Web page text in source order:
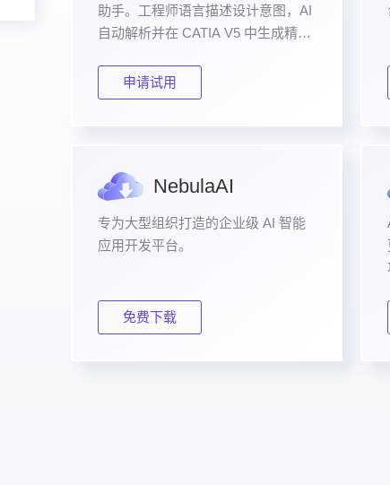
助手。工程师语言描述设计意图，AI
自动解析并在 CATIA V5 中生成精确
申请试用
NebulaAI
专为大型组织打造的企业级 AI 智能
应用开发平台。
免费下载